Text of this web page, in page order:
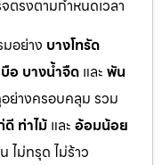
รงตามกำหนดเวลา
อย่าง บางโทรัด
อบางน้ำจืด และ พัน
ย่างครอบคลุม รวม
ดี ท่าไม้ และ อ้อมน้อย
ไม่ทรุด ไม่ร้าว